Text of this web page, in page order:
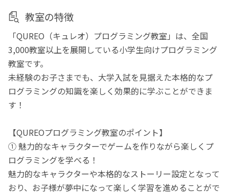
教室の特徴
「QUREO（キュレオ）プログラミング教室」は、全国
3,000教室以上を展開している小学生向けプログラミング
教室です。
未経験のお子さまでも、大学入試を見据えた本格的なプ
ログラミングの知識を楽しく効果的に学ぶことができま
す！
【QUREOプログラミング教室のポイント】
① 魅力的なキャラクターでゲームを作りながら楽しくプ
ログラミングを学べる！
魅力的なキャラクターや本格的なストーリー設定となって
おり、お子様が夢中になって楽しく学習を進めることがで